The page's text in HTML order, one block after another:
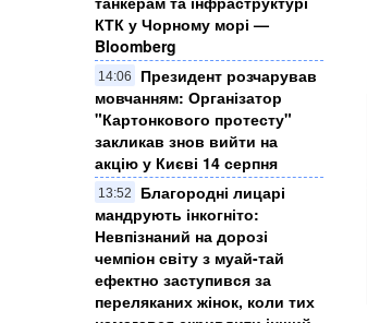
КТК у Чорному морі —
Bloomberg
14:06
Президент розчарував
мовчанням: Організатор
"Картонкового протесту"
закликав знов вийти на
акцію у Києві 14 серпня
13:52
Благородні лицарі
мандрують інкогніто:
Невпізнаний на дорозі
чемпіон світу з муай-тай
ефектно заступився за
переляканих жінок, коли тих